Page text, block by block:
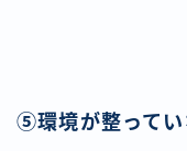
⑤環境が整ってい